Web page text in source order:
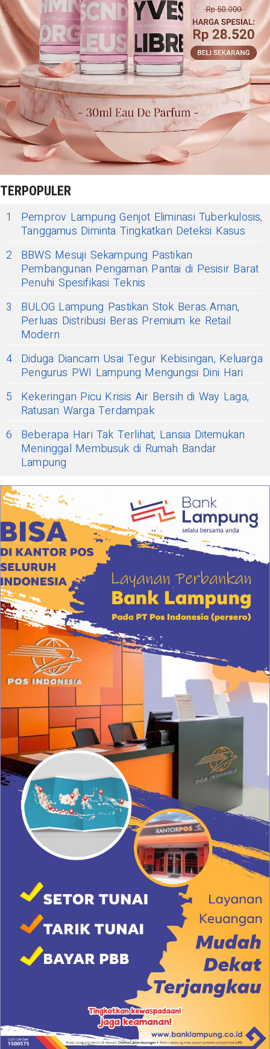
TERPOPULER
1
Pemprov Lampung Genjot Eliminasi Tuberkulosis,
Tanggamus Diminta Tingkatkan Deteksi Kasus
2
BBWS Mesuji Sekampung Pastikan
Pembangunan Pengaman Pantai di Pesisir Barat
Penuhi Spesifikasi Teknis
3
BULOG Lampung Pastikan Stok Beras Aman,
Perluas Distribusi Beras Premium ke Retail
Modern
4 Diduga Diancam Usai Tegur Kebisingan, Keluarga
Pengurus PWI Lampung Mengungsi Dini Hari
5
Kekeringan Picu Krisis Air Bersih di Way Laga,
Ratusan Warga Terdampak
6
Beberapa Hari Tak Terlihat, Lansia Ditemukan
Meninggal Membusuk di Rumah Bandar
Lampung